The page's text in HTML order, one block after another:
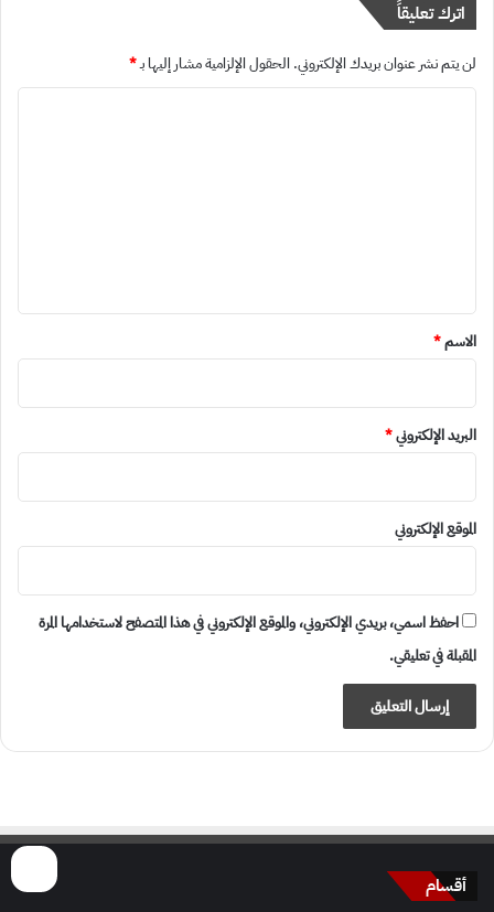
اترك تعليقاً
لن يتم نشر عنوان بريدك الإلكتروني. الحقول الإلزامية مشار إليها بـ*
*
الاسم*
البريد الإلكتروني*
الموقع الإلكتروني
احفظ اسمي، بريدي الإلكتروني، والموقع الإلكتروني في هذا المتصفح لاستخدامها المرة
المقبلة في تعليقي.
أقسام